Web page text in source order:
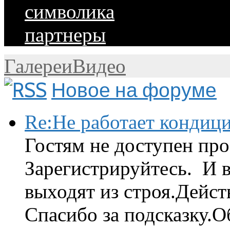
символика
партнеры
ГалереиВидео
Новое на форуме
Re:Не работает
Гостям не доступен
Зарегистрируйтесь. И
выходят из
Спасибо за